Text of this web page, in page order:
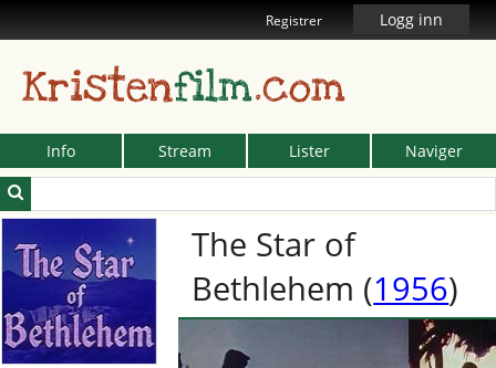
Registrer Logg inn
Kristenfilm.com
Info Stream Lister Naviger
The Star of
Bethlehem (1956)